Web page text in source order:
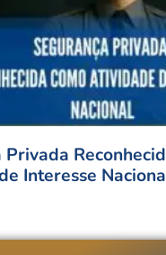
Privada
Interesse